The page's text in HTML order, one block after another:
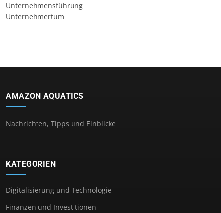
Unternehmensführung
Unternehmertum
AMAZON AQUATICS
Nachrichten, Tipps und Einblicke
KATEGORIEN
Digitalisierung und Technologie
Finanzen und Investitionen